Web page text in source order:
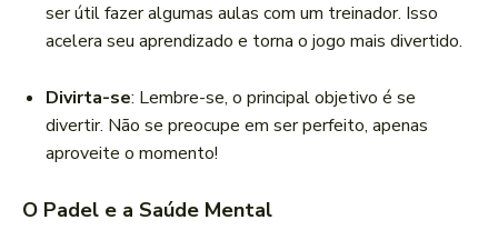
ser útil fazer algumas aulas com um treinador. Isso
acelera seu aprendizado e torna o jogo mais divertido.
Divirta-se: Lembre-se, o principal objetivo é se
divertir. Não se preocupe em ser perfeito, apenas
aproveite o momento!
O Padel e a Saúde Mental